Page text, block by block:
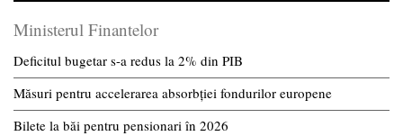
Ministerul Finantelor
Deficitul bugetar s-a redus la 2% din PIB
Măsuri pentru accelerarea absorbției fondurilor europene
Bilete la băi pentru pensionari în 2026